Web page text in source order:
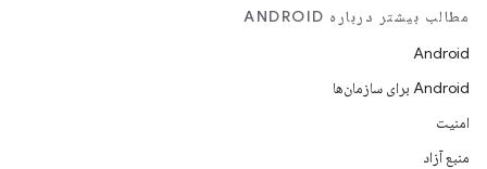
مطالب بیشتر درباره ANDROID
Android
Android برای سازمان‌ها
امنیت
منبع آزاد